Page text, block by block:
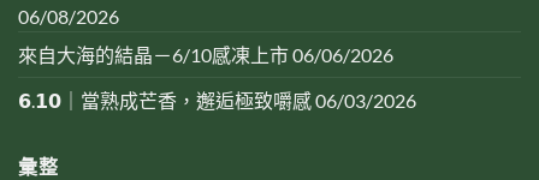
06/08/2026
來自大海的結晶－6/10感凍上市06/06/2026
𝟲.𝟭𝟬｜當熟成芒香，邂逅極致嚼感06/03/2026
彙整